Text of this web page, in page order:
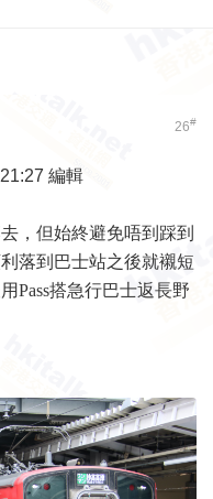
26#
編輯
，但始終避免唔到踩到
落到巴士站之後就襯短
Pass搭急行巴士返長野